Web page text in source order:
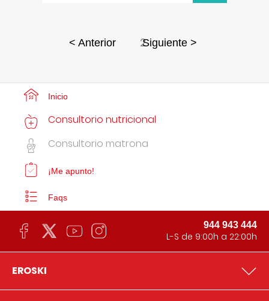
< Anterior 2Siguiente >
Inicio
Consultorio nutricional
Consultorio matrona
¡Me apunto!
Faqs
944 943 444
L-S de 9:00h a 22:00h
EROSKI